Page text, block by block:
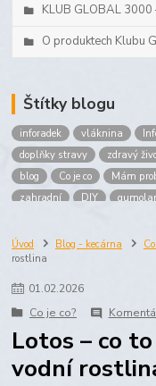
KLUB GLOBAL
O produktech Klubu
Štítky blogu
inforadek vláknina
doplňky stravy
zdravý
blog
Co je co Mám
zahradní
DIY
Prokloub
Vláknina
nákup
maltodextrin
Úvod Blog - kecárna
rostlina
01.02.2026
Co je co?
Lotos – co
vodní